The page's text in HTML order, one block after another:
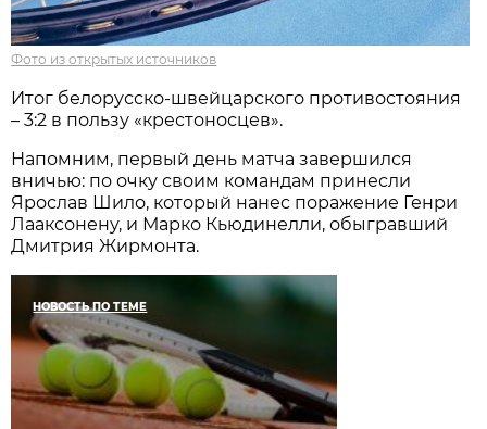
Фото из открытых источников
Итог белорусско-швейцарского противостояния
– 3:2 в пользу «крестоносцев».
Напомним, первый день матча завершился
вничью: по очку своим командам принесли
Ярослав Шило, который нанес поражение Генри
Лааксонену, и Марко Кьюдинелли, обыгравший
Дмитрия Жирмонта.
НОВОСТЬ ПО ТЕМЕ